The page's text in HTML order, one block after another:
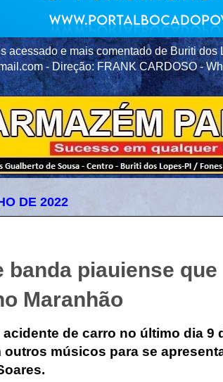
acessado e mais comentado de Buriti
- Direção: FRANK CARDOSO -
DE 2022
banda piauiense que
Maranhão
de carro no último dia 9
músicos para se